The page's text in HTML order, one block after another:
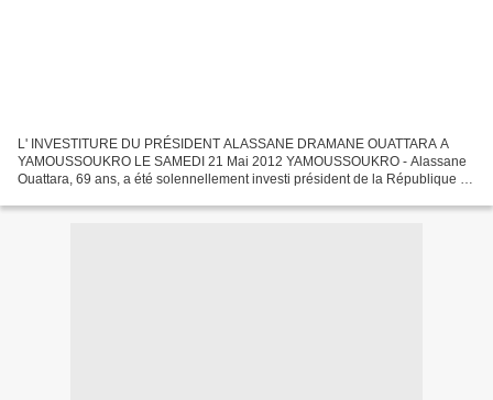
L' INVESTITURE DU PRÉSIDENT ALASSANE DRAMANE OUATTARA A
YAMOUSSOUKRO LE SAMEDI 21 Mai 2012 YAMOUSSOUKRO - Alassane
Ouattara, 69 ans, a été solennellement investi président de la République de